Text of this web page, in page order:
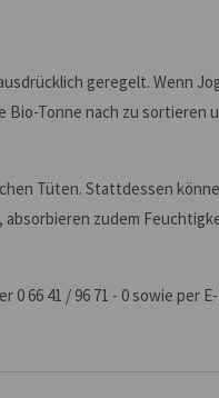
geregelt. Wenn
Tonne nach zu sortieren
Tüten. Stattdessen
zudem
66 41 / 96 71 - 0 sowie per E-